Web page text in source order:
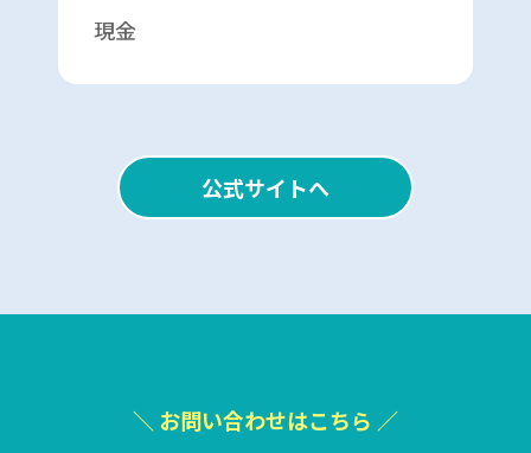
現金
公式サイトへ
＼ お問い合わせはこちら ／